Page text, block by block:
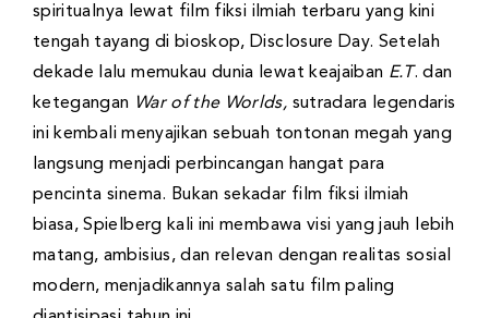
spiritualnya lewat film fiksi ilmiah terbaru yang kini
tengah tayang di bioskop, Disclosure Day. Setelah
dekade lalu memukau dunia lewat keajaiban E.T. dan
ketegangan War of the Worlds, sutradara legendaris
ini kembali menyajikan sebuah tontonan megah yang
langsung menjadi perbincangan hangat para
pencinta sinema. Bukan sekadar film fiksi ilmiah
biasa, Spielberg kali ini membawa visi yang jauh lebih
matang, ambisius, dan relevan dengan realitas sosial
modern, menjadikannya salah satu film paling